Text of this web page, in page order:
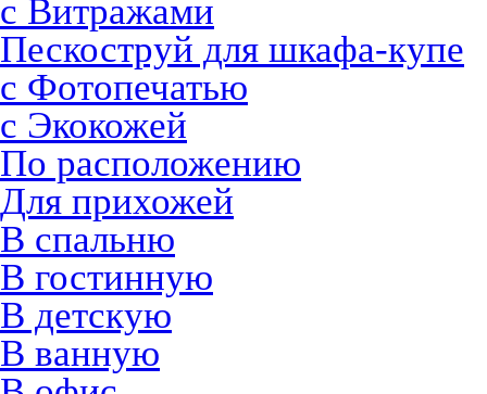
с Витражами
Пескоструй для шкафа-купе
с Фотопечатью
с Экокожей
По расположению
Для прихожей
В спальню
В гостинную
В детскую
В ванную